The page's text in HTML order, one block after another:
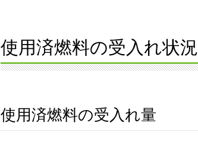
使用済燃料の受入れ状況
使用済燃料の受入れ量